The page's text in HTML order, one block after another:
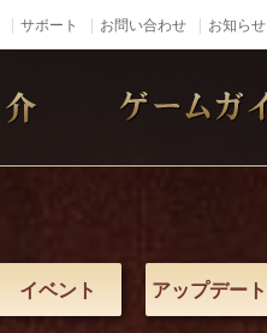
サポート お問い合わせ お知らせ
イベント アップデート